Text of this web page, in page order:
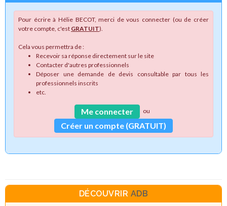
Pour écrire à Hélie BECOT, merci de vous connecter (ou de créer
votre compte, c'est GRATUIT).
Cela vous permettra de :
Recevoir sa réponse directement sur le site
Contacter d'autres professionnels
Déposer une demande de devis consultable par tous les
professionnels inscrits
etc.
Me connecter ou
Créer un compte (GRATUIT)
DÉCOUVRIR ADB